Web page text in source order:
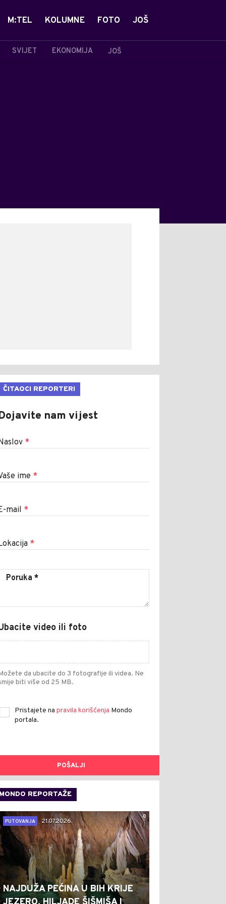
SVIJET EKONOMIJA JOŠ
M:TEL KOLUMNE FOTO JOŠ
ČITAOCI REPORTERI
nam vijest
*
ime *
mail *
*
video ili foto
da ubacite do 3 fotografije ili videa. Ne
biti više od 25 MB.
Pristajete na pravila korišćenja Mondo
portala.
POŠALJI
MONDO REPORTAŽE
0
PUTOVANJA
21.07.2026.
NAJDUŽA PEĆINA U BIH KRIJE